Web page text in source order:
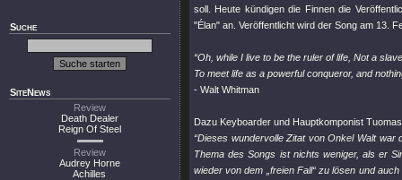
Suche
SiteNews
Review
Death Dealer
Reign Of Steel
Review
Audrey Horne
Achilles
soll. Heute kündigen die Finnen die
"Élan" an. Veröffentlicht wird der Song am 13.
“Oh, while I live to be the ruler of life, Not a slave
To meet life as a powerful conqueror, and
- Walt Whitman
Dazu Keyboarder und Hauptkomponist
“Dieses wundervolle Zitat von Onkel Walt
Thema des Songs ist nichts weniger, als er
wieder von dem „freien Fall“ zu lösen und